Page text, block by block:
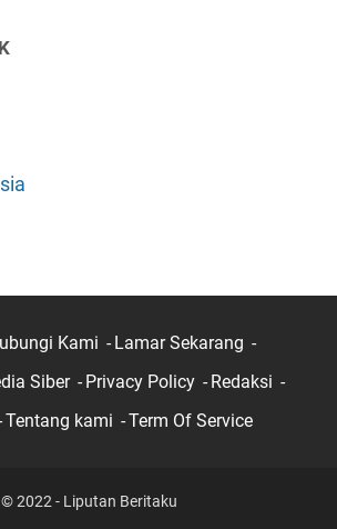
Kami
Lamar Sekarang
Siber
Privacy Policy
Redaksi
Tentang kami Term Of Service
© 2022 - Liputan Beritaku